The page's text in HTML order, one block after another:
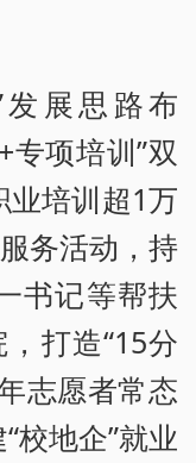
发展思路布
专项培训”双
培训超1万
务活动，持
书记等帮扶
打造“15分
志愿者常态
校地企”就业